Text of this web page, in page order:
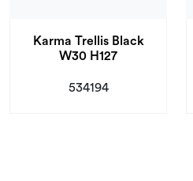
Karma Trellis Black
W30 H127
534194